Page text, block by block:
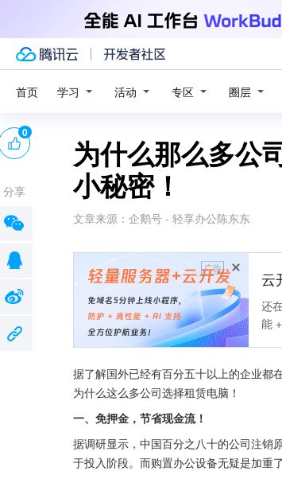
首页 学习 活动 专区 圈层
为什么那么多公
小秘密！
文章来源： 企鹅号 - 轻享办公陈东东
广告
云
还
能
据了解国外已经有百分五十以上的企业都
为什么这么多公司选择租赁电脑！
一、免押金，节省现金流！
据调研显示，中国百分之八十的公司注销
于投入阶段。而购置办公设备无疑是加重
0
分享